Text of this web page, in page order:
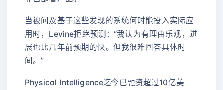
当被问及基于这些发现的系统何时能投入实际应
用时，Levine拒绝预测：“我认为有理由乐观，进
展也比几年前预期的快。但我很难回答具体时
间。”
Physical Intelligence迄今已融资超过10亿美